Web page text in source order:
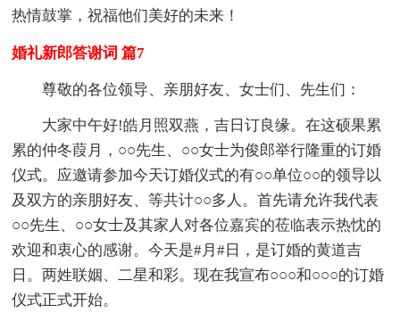
热情鼓掌，祝福他们美好的未来！
婚礼新郎答谢词 篇7
尊敬的各位领导、亲朋好友、女士们、先生们：
大家中午好!皓月照双燕，吉日订良缘。在这硕果累
累的仲冬葭月，○○先生、○○女士为俊郎举行隆重的订婚
仪式。应邀请参加今天订婚仪式的有○○单位○○的领导以
及双方的亲朋好友、等共计○○多人。首先请允许我代表
○○先生、○○女士及其家人对各位嘉宾的莅临表示热忱的
欢迎和衷心的感谢。今天是#月#日，是订婚的黄道吉
日。两姓联姻、二星和彩。现在我宣布○○○和○○○的订婚
仪式正式开始。